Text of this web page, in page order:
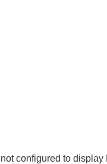
configured to display